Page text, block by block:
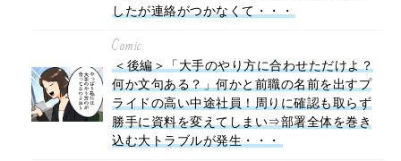
したが連絡がつかなくて・・・
Comic
＜後編＞「大手のやり方に合わせただけよ？
何か文句ある？」何かと前職の名前を出すプ
ライドの高い中途社員！周りに確認も取らず
勝手に資料を変えてしまい⇒部署全体を巻き
込む大トラブルが発生・・・